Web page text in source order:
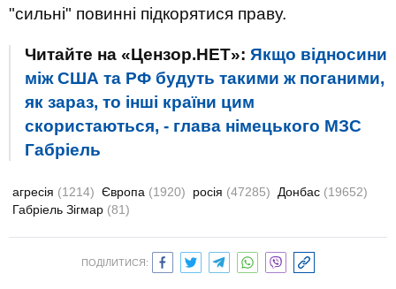
"сильні" повинні підкорятися праву.
Читайте на «Цензор.НЕТ»: Якщо відносини
між США та РФ будуть такими ж поганими,
як зараз, то інші країни цим
скористаються, - глава німецького МЗС
Габріель
агресія (1214) Європа (1920) росія (47285) Донбас (19652)
Габріель Зігмар (81)
ПОДІЛИТИСЯ: